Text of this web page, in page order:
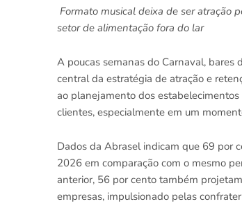
Formato musical deixa de ser atração
setor de alimentação fora do lar
A poucas semanas do Carnaval,
central da estratégia de atração e
ao planejamento dos
clientes, especialmente em um
Dados da Abrasel indicam que 69 por
2026 em comparação com o mesmo
anterior, 56 por cento também
empresas, impulsionado pelas